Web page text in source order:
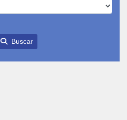
Buscar